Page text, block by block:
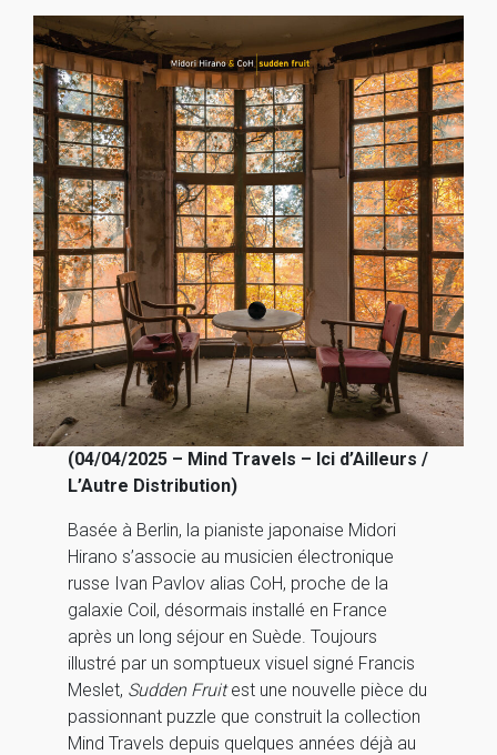
(04/04/2025 – Mind Travels – Ici d’Ailleurs /
L’Autre Distribution)
Basée à Berlin, la pianiste japonaise Midori
Hirano s’associe au musicien électronique
russe Ivan Pavlov alias CoH, proche de la
galaxie Coil, désormais installé en France
après un long séjour en Suède. Toujours
illustré par un somptueux visuel signé Francis
Meslet, Sudden Fruitest une nouvelle pièce du
passionnant puzzle que construit la collection
Mind Travels depuis quelques années déjà au